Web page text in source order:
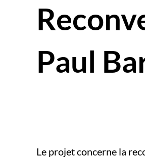
Paul
Le projet concerne la